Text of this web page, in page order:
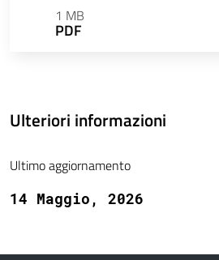
1 MB
PDF
Ulteriori informazioni
Ultimo aggiornamento
14 Maggio, 2026